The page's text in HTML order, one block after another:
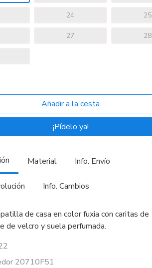
24 25
27 28
¡Pídelo ya!
Material Info. Envío
Info. Cambios
de casa en color fuxia con caritas de
de velcro y suela perfumada.
20710F51